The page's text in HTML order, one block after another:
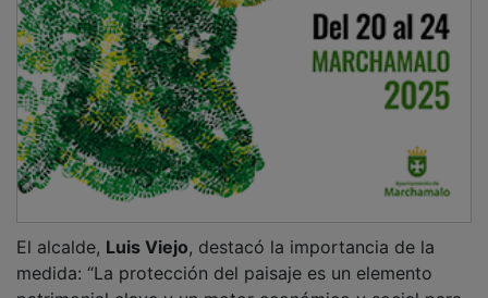
medida: “La protección del paisaje es un elemento
patrimonial clave y un motor económico y social para